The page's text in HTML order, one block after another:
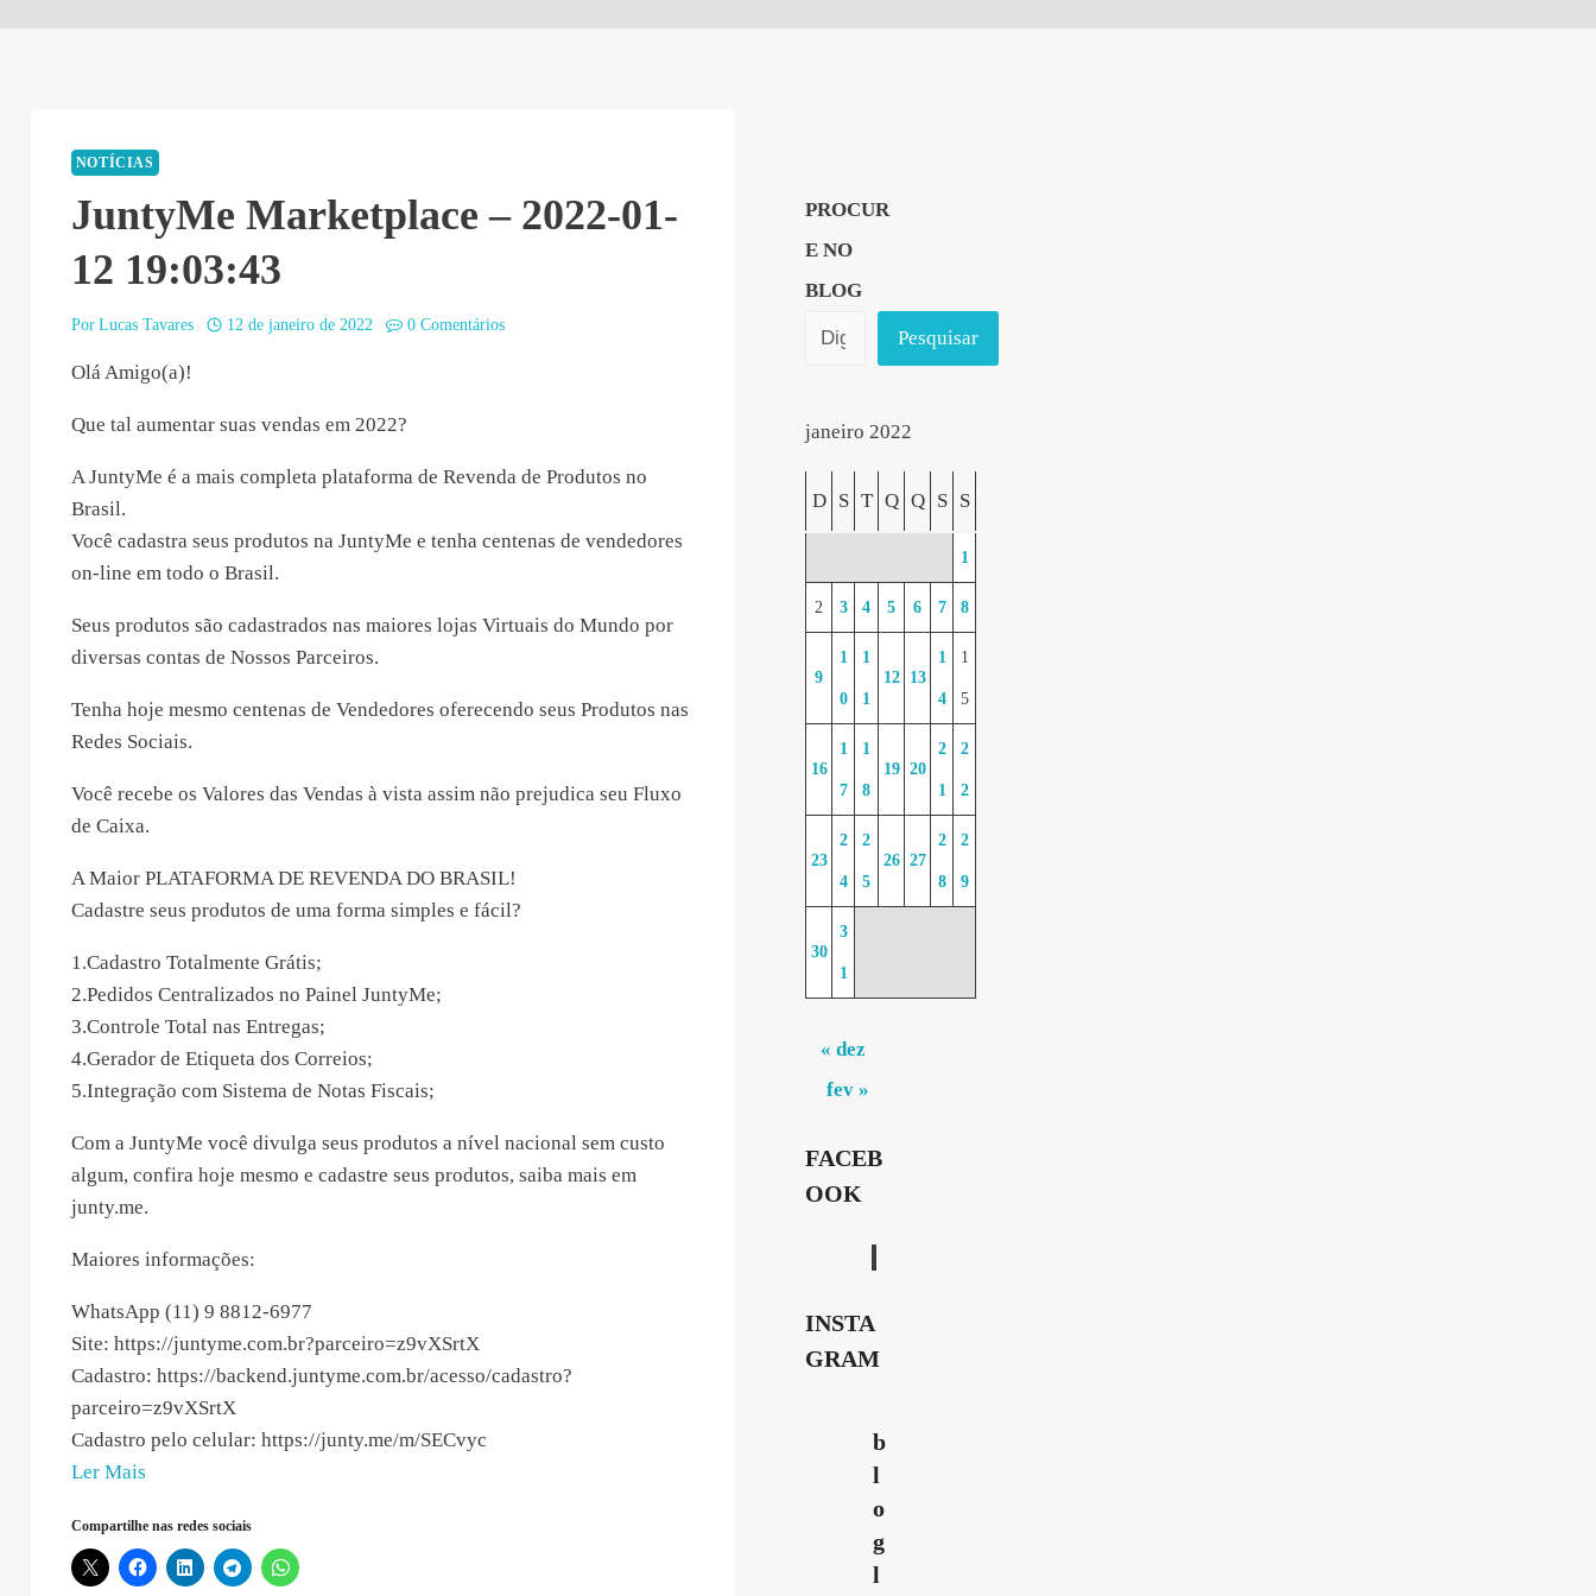
NOTÍCIAS
JuntyMe Marketplace – 2022-01-
12 19:03:43
Por Lucas Tavares 12 de janeiro de 2022 0 Comentários
Olá Amigo(a)!
Que tal aumentar suas vendas em 2022?
A JuntyMe é a mais completa plataforma de Revenda de Produtos no
Brasil.
Você cadastra seus produtos na JuntyMe e tenha centenas de vendedores
on-line em todo o Brasil.
Seus produtos são cadastrados nas maiores lojas Virtuais do Mundo por
diversas contas de Nossos Parceiros.
Tenha hoje mesmo centenas de Vendedores oferecendo seus Produtos nas
Redes Sociais.
Você recebe os Valores das Vendas à vista assim não prejudica seu Fluxo
de Caixa.
A Maior PLATAFORMA DE REVENDA DO BRASIL!
Cadastre seus produtos de uma forma simples e fácil?
1.Cadastro Totalmente Grátis;
2.Pedidos Centralizados no Painel JuntyMe;
3.Controle Total nas Entregas;
4.Gerador de Etiqueta dos Correios;
5.Integração com Sistema de Notas Fiscais;
Com a JuntyMe você divulga seus produtos a nível nacional sem custo
algum, confira hoje mesmo e cadastre seus produtos, saiba mais em
junty.me.
Maiores informações:
WhatsApp (11) 9 8812-6977
Site: https://juntyme.com.br?parceiro=z9vXSrtX
Cadastro: https://backend.juntyme.com.br/acesso/cadastro?
parceiro=z9vXSrtX
Cadastro pelo celular: https://junty.me/m/SECvyc
Ler Mais“JuntyMe
–
2022-
Compartilhe nas redes sociais
PROCUR
E NO
BLOG
Pesquisar
janeiro 2022
D S T Q Q S S
1
2 3 4 5 6 7 8
9
1
0
1
1
12 13
1
4
1
5
16
1
7
1
8
19 20
2
1
2
2
23
2
4
2
5
26 27
2
8
2
9
30
3
1
« dez
fev »
FACEB
OOK
INSTA
GRAM
b
l
o
g
l